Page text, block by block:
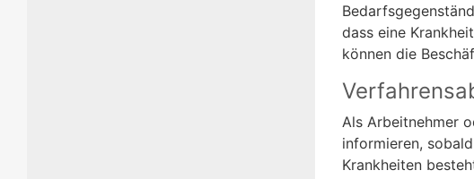
dass eine
können die
Als Arbeitnehmer
informieren,
Krankheiten